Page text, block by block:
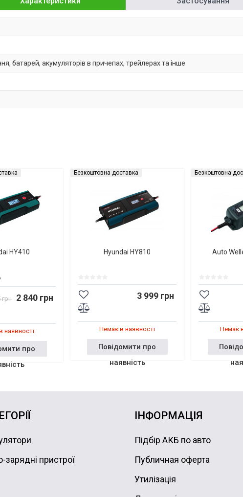
батарей, акумуляторів в причепах, трейлерах та інше
HY410
грн 2 840 грн
наявності
про
Безкоштовна доставка
Hyundai HY810
3 999 грн
Немає в наявності
Повідомити про
наявність
Безкоштовна
Auto
Немає
зарядні пристрої
ІНФОРМАЦІЯ
Підбір АКБ по авто
Публичная оферта
Утилізація